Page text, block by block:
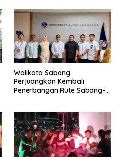
Walikota Sabang
Perjuangkan Kembali
Penerbangan Rute Sabang-